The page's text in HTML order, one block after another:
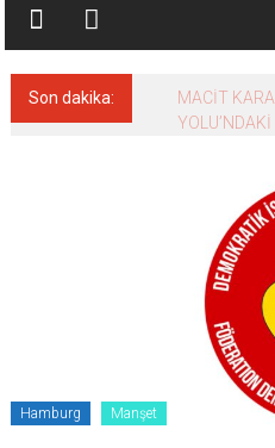
Son dakika:
MACİT
Hamburg Manşet